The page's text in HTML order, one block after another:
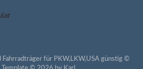
Fahrradträger für PKW,LKW,USA günstig ©